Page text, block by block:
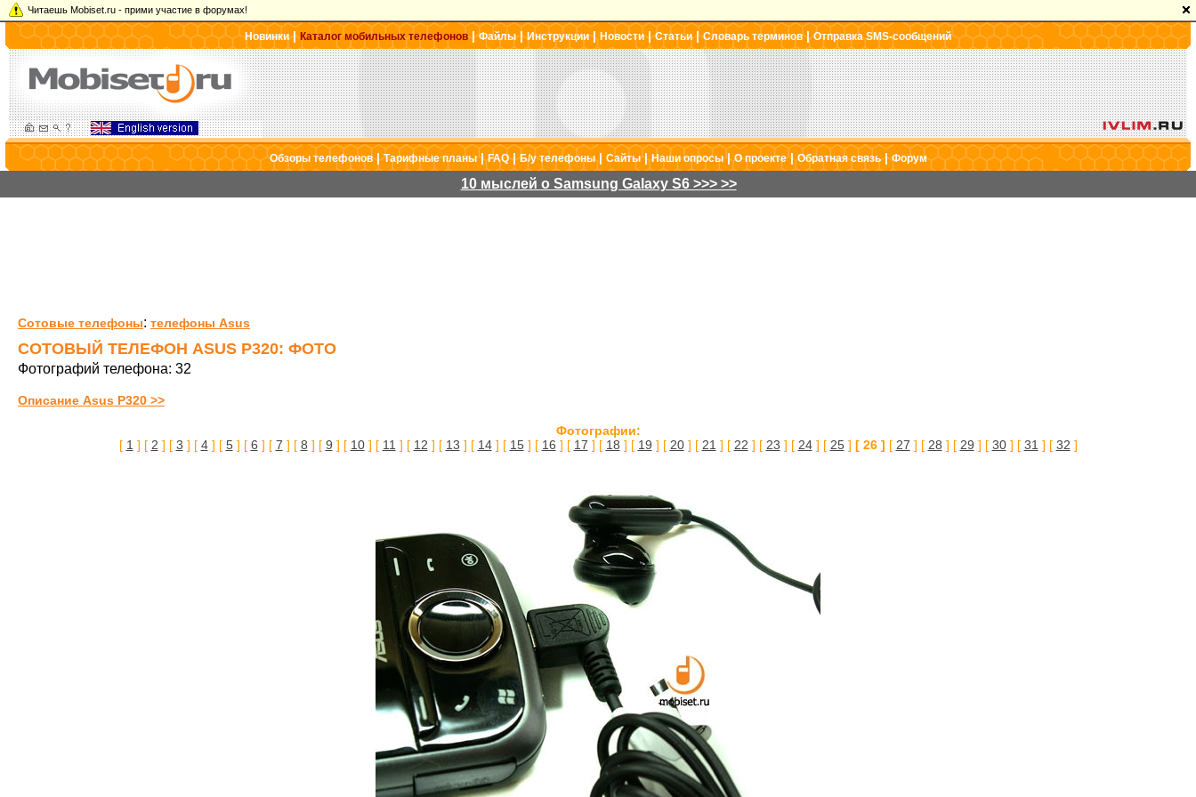
Читаешь Mobiset.ru - прими участие в форумах!
Новинки|Каталог мобильных телефонов|Файлы|Инструкции| Новости|Статьи|Словарь терминов|Отправка SMS-сообщений
Обзоры телефонов|Тарифные планы|FAQ|Б/у телефоны| Сайты|Наши опросы|О проекте|Обратная связь|Форум
10 мыслей о Samsung Galaxy S6 >>> >>
Сотовые телефоны: телефоны Asus
СОТОВЫЙ ТЕЛЕФОН ASUS P320: ФОТО
Фотографий телефона: 32
Описание Asus P320 >>
Фотографии:
[ 1 ] [ 2 ] [ 3 ] [ 4] [ 5] [ 6 ] [ 7 ] [ 8 ] [ 9 ] [ 10] [ 11 ] [ 12 ] [ 13 ] [ 14] [ 15] [ 16 ] [ 17 ] [ 18 ] [ 19 ] [ 20] [ 21 ] [ 22 ] [ 23 ] [ 24] [ 25] [ 26 ] [ 27 ] [ 28 ] [ 29 ] [ 30] [ 31 ] [ 32 ]